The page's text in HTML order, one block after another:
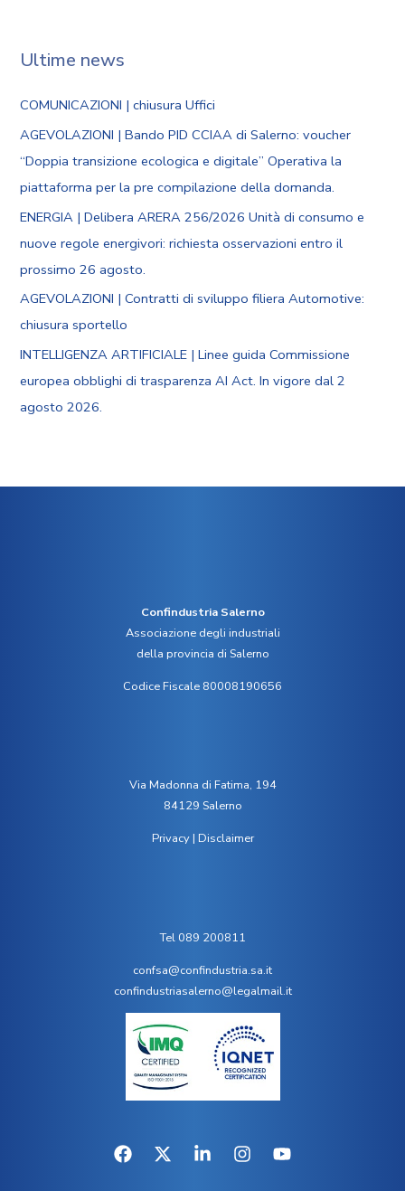
Ultime news
COMUNICAZIONI | chiusura Uffici
AGEVOLAZIONI | Bando PID CCIAA di Salerno: voucher
“Doppia transizione ecologica e digitale” Operativa la
piattaforma per la pre compilazione della domanda.
ENERGIA | Delibera ARERA 256/2026 Unità di consumo e
nuove regole energivori: richiesta osservazioni entro il
prossimo 26 agosto.
AGEVOLAZIONI | Contratti di sviluppo filiera Automotive:
chiusura sportello
INTELLIGENZA ARTIFICIALE | Linee guida Commissione
europea obblighi di trasparenza AI Act. In vigore dal 2
agosto 2026.
Confindustria Salerno
Associazione degli industriali
della provincia di Salerno
Codice Fiscale 80008190656
Via Madonna di Fatima, 194
84129 Salerno
Privacy| Disclaimer
Tel 089 200811
confsa@confindustria.sa.it
confindustriasalerno@legalmail.it